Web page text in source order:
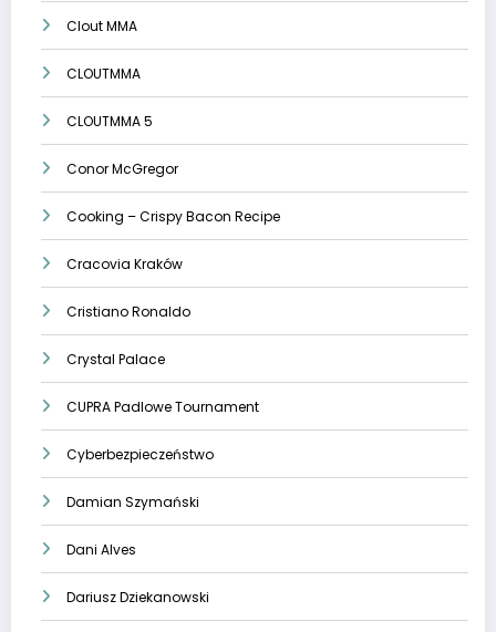
Clout MMA
CLOUTMMA
CLOUTMMA 5
Conor McGregor
Cooking – Crispy Bacon Recipe
Cracovia Kraków
Cristiano Ronaldo
Crystal Palace
CUPRA Padlowe Tournament
Cyberbezpieczeństwo
Damian Szymański
Dani Alves
Dariusz Dziekanowski